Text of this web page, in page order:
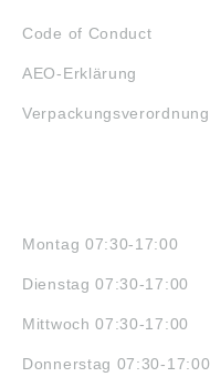
Code of Conduct
AEO-Erklärung
Verpackungsverordnung
Montag 07:30-17:00
Dienstag 07:30-17:00
Mittwoch 07:30-17:00
Donnerstag 07:30-17:00